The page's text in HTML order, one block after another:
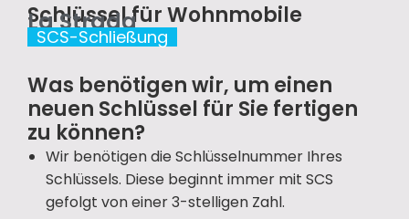
Schlüssel für Wohnmobile
La Strada
SCS-Schließung
Was benötigen wir, um einen
neuen Schlüssel für Sie fertigen
zu können?
Wir benötigen die Schlüsselnummer Ihres
Schlüssels. Diese beginnt immer mit SCS
gefolgt von einer 3-stelligen Zahl.